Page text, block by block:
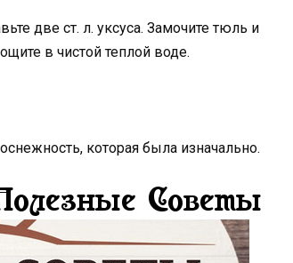
две ст. л. уксуса. Замочите тюль и
в чистой теплой воде.
которая была изначально.